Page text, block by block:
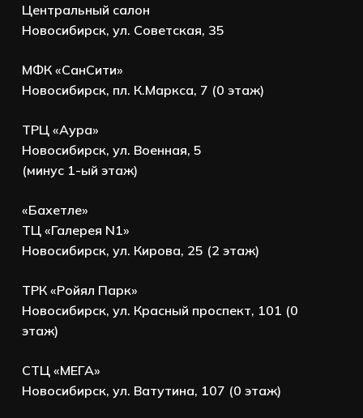
Центральный салон
Новосибирск, ул. Советская, 35
МФК «СанСити»
Новосибирск, пл. К.Маркса, 7 (0 этаж)
ТРЦ «Аура»
Новосибирск, ул. Военная, 5
(минус 1-ый этаж)
«Бахетле»
ТЦ «Галерея N1»
Новосибирск, ул. Кирова, 25 (2 этаж)
ТРК «Ройял Парк»
Новосибирск, ул. Красный проспект, 101 (0
этаж)
СТЦ «МЕГА»
Новосибирск, ул. Ватутина, 107 (0 этаж)